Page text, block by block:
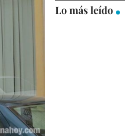
Lo más leído